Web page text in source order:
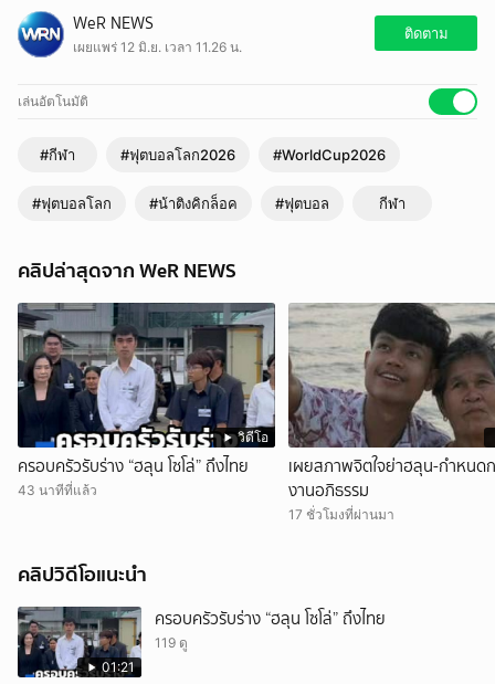
WeR NEWS
เผยแพร่ 12 มิ.ย. เวลา 11.26 น.
ติดตาม
เล่นอัตโนมัติ
#กีฬา #ฟุตบอลโลก2026 #WorldCup2026
#ฟุตบอลโลก #น้าติงคิกล็อค #ฟุตบอล กีฬา
คลิปล่าสุดจาก WeR NEWS
วิดีโอ
ครอบครัวรับร่าง “ฮลุน โซโล่” ถึงไทย
43 นาทีที่แล้ว
เผยสภาพจิตใจย่าฮลุน-กำหนด
งานอภิธรรม
17 ชั่วโมงที่ผ่านมา
คลิปวิดีโอแนะนำ
01:21
ครอบครัวรับร่าง “ฮลุน โซโล่” ถึงไทย
119 ดู